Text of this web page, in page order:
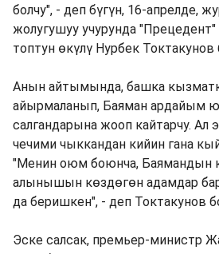
болчу", - деп бүгүн, 16-апрелде,
жолугушуу учурунда
топтун өкүлү Нурбек Токтакунов
Анын айтымында, башка
айырмаланып, Баяман ардайым
салгандарына жооп кайтарчу. Ал
чечими чыккандан кийин гана
"Менин оюм боюнча, Баямандын
алынышын көздөгөн адамдар
да беришкен", - деп Токтакунов
Эске салсак, премьер-министр